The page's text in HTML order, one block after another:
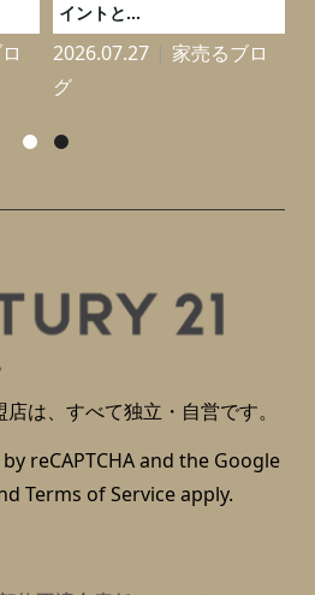
イントと...
2026.07.27
家売るブロ
グ
は、すべて独立・自営です。
reCAPTCHA and the Google
Terms of Serviceapply.